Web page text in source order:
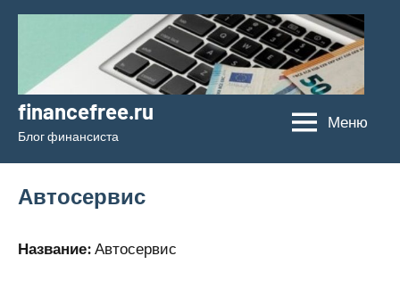
Перейти
содержимому
financefree.ru
Блог финансиста
Меню
Автосервис
Название: Автосервис